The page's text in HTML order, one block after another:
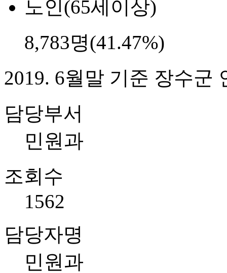
노인(65세이상)
8,783명(41.47%)
2019. 6월말 기준 장수군
담당부서
민원과
조회수
1562
담당자명
민원과